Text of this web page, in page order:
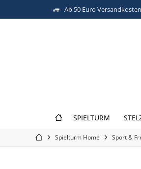
Ab 50 Euro
SPIELTURM
Spielturm Home Sport &